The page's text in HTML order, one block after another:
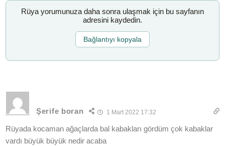
Rüya yorumunuza daha sonra ulaşmak için bu sayfanın
adresini kaydedin.
Bağlantıyı kopyala
Şerife boran 1 Mart 2022 17:32
Rüyada kocaman ağaçlarda bal kabakları gördüm çok kabaklar
vardı büyük büyük nedir acaba